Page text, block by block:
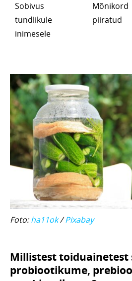
Sobivus
tundlikule
inimesele
Mõnikord
piiratud
Foto:ha11ok/Pixabay
Millistest toiduainetest
probiootikume,